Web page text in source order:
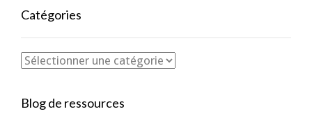
Catégories
Blog de ressources